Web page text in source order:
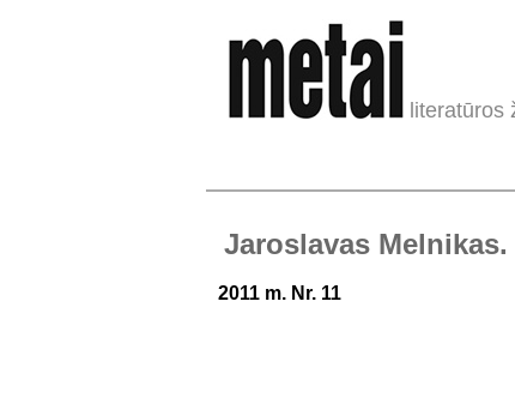
literatūros
Jaroslavas
2011 m. Nr. 11